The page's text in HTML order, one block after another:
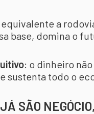
equivalente a
base, domina o
: o dinheiro não
sustenta todo o
SÃO